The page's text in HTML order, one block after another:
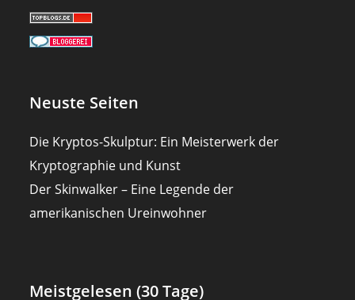
Neuste Seiten
Die Kryptos-Skulptur: Ein Meisterwerk der
Kryptographie und Kunst
Der Skinwalker – Eine Legende der
amerikanischen Ureinwohner
Meistgelesen (30 Tage)